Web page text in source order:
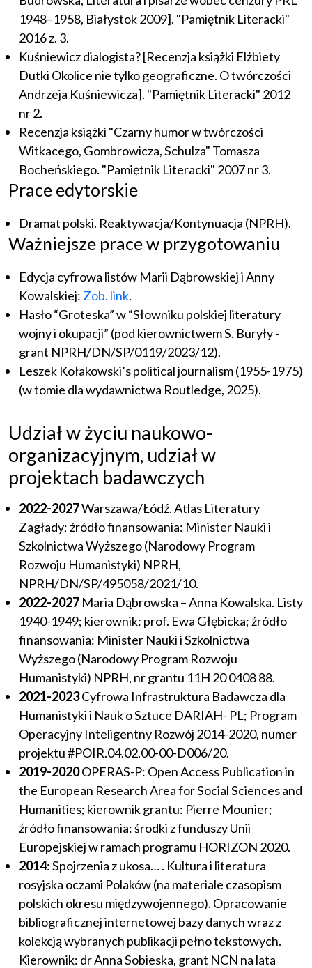
1948–1958, Białystok 2009]. "Pamiętnik Literacki"
2016 z. 3.
Kuśniewicz dialogista? [Recenzja książki Elżbiety
Dutki Okolice nie tylko geograficzne. O twórczości
Andrzeja Kuśniewicza]. "Pamiętnik Literacki" 2012
nr 2.
Recenzja książki "Czarny humor w twórczości
Witkacego, Gombrowicza, Schulza" Tomasza
Bocheńskiego. "Pamiętnik Literacki" 2007 nr 3.
Prace edytorskie
Dramat polski. Reaktywacja/Kontynuacja (NPRH).
Ważniejsze prace w przygotowaniu
Edycja cyfrowa listów Marii Dąbrowskiej i Anny
Kowalskiej: Zob. link.
Hasło “Groteska” w “Słowniku polskiej literatury
wojny i okupacji” (pod kierownictwem S. Buryły -
grant NPRH/DN/SP/0119/2023/12).
Leszek Kołakowski’s political journalism (1955-1975)
(w tomie dla wydawnictwa Routledge, 2025).
Udział w życiu naukowo-
organizacyjnym, udział w
projektach badawczych
2022-2027Warszawa/Łódź. Atlas Literatury
Zagłady; źródło finansowania: Minister Nauki i
Szkolnictwa Wyższego (Narodowy Program
Rozwoju Humanistyki) NPRH,
NPRH/DN/SP/495058/2021/10.
2022-2027 Maria Dąbrowska – Anna Kowalska. Listy
1940-1949; kierownik: prof. Ewa Głębicka; źródło
finansowania: Minister Nauki i Szkolnictwa
Wyższego (Narodowy Program Rozwoju
Humanistyki) NPRH, nr grantu 11H 20 0408 88.
2021-2023Cyfrowa Infrastruktura Badawcza dla
Humanistyki i Nauk o Sztuce DARIAH- PL; Program
Operacyjny Inteligentny Rozwój 2014-2020, numer
projektu #POIR.04.02.00-00-D006/20.
2019-2020OPERAS-P: Open Access Publication in
the European Research Area for Social Sciences and
Humanities; kierownik grantu: Pierre Mounier;
źródło finansowania: środki z funduszy Unii
Europejskiej w ramach programu HORIZON 2020.
2014: Spojrzenia z ukosa… . Kultura i literatura
rosyjska oczami Polaków (na materiale czasopism
polskich okresu międzywojennego). Opracowanie
bibliograficznej internetowej bazy danych wraz z
kolekcją wybranych publikacji pełno tekstowych.
Kierownik: dr Anna Sobieska, grant NCN na lata